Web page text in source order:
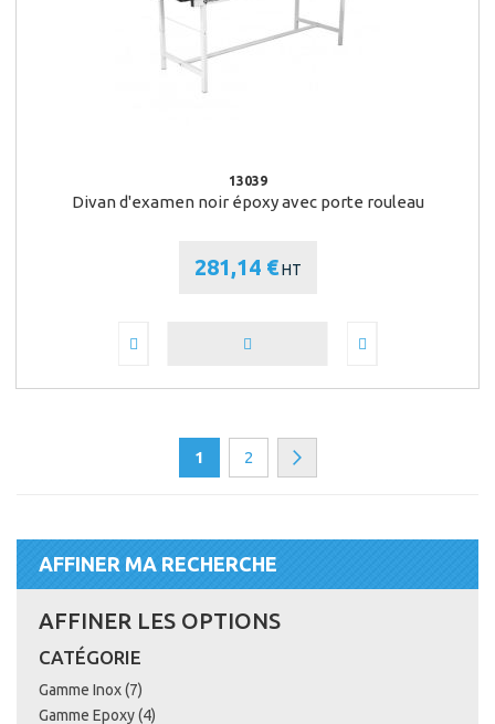
13039
Divan d'examen noir époxy avec porte rouleau
281,14 € HT
Vous lisez actuellement la page
1 Page
2
AFFINER MA RECHERCHE
AFFINER LES OPTIONS
CATÉGORIE
Gamme Inox 7articles
Gamme Epoxy 4articles